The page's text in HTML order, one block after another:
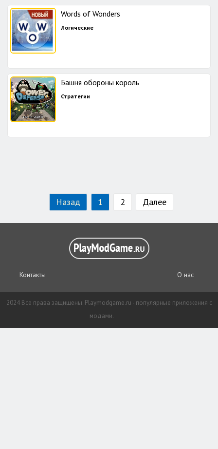
Words of Wonders
Логические
Башня обороны король
Стратегии
Назад 1 2 Далее
Контакты О нас
2024 Все права защищены. Playmodgame.ru - популярные приложения с
модами.